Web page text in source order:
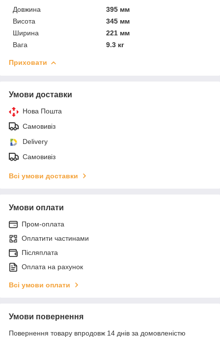
Довжина
395 мм
Висота
345 мм
Ширина
221 мм
Вага
9.3 кг
Приховати
Умови доставки
Нова Пошта
Самовивіз
Delivery
Самовивіз
Всі умови доставки
Умови оплати
Пром-оплата
Оплатити частинами
Післяплата
Оплата на рахунок
Всі умови оплати
Умови повернення
Повернення товару впродовж 14 днів за домовленістю